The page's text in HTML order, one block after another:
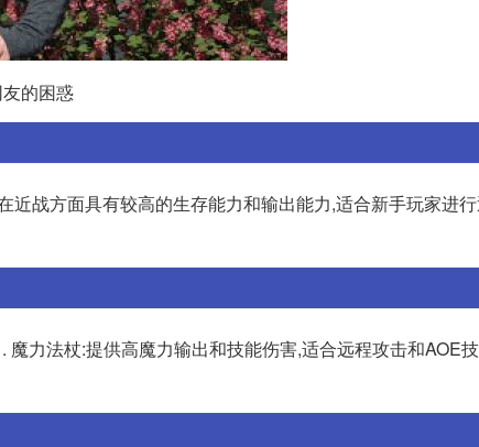
的困惑
近战方面具有较高的生存能力和输出能力,适合新手玩家进
力法杖:提供高魔力输出和技能伤害,适合远程攻击和AOE